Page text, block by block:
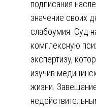
подписания
значение своих
слабоумия. Суд
комплексную
экспертизу,
изучив
жизни.